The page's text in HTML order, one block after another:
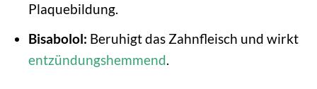
Plaquebildung.
Bisabolol: Beruhigt das Zahnfleisch und wirkt
entzündungshemmend